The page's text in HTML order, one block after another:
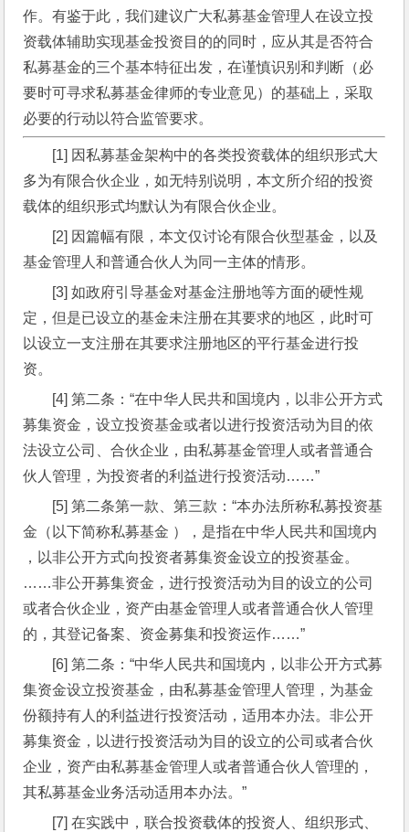
作。有鉴于此，我们建议广大私募基金管理人在设立投
资载体辅助实现基金投资目的的同时，应从其是否符合
私募基金的三个基本特征出发，在谨慎识别和判断（必
要时可寻求私募基金律师的专业意见）的基础上，采取
必要的行动以符合监管要求。
[1] 因私募基金架构中的各类投资载体的组织形式大
多为有限合伙企业，如无特别说明，本文所介绍的投资
载体的组织形式均默认为有限合伙企业。
[2] 因篇幅有限，本文仅讨论有限合伙型基金，以及
基金管理人和普通合伙人为同一主体的情形。
[3] 如政府引导基金对基金注册地等方面的硬性规
定，但是已设立的基金未注册在其要求的地区，此时可
以设立一支注册在其要求注册地区的平行基金进行投
资。
[4] 第二条：“在中华人民共和国境内，以非公开方式
募集资金，设立投资基金或者以进行投资活动为目的依
法设立公司、合伙企业，由私募基金管理人或者普通合
伙人管理，为投资者的利益进行投资活动……”
[5] 第二条第一款、第三款：“本办法所称私募投资基
金（以下简称私募基金 ），是指在中华人民共和国境内
，以非公开方式向投资者募集资金设立的投资基金。
……非公开募集资金，进行投资活动为目的设立的公司
或者合伙企业，资产由基金管理人或者普通合伙人管理
的，其登记备案、资金募集和投资运作……”
[6] 第二条：“中华人民共和国境内，以非公开方式募
集资金设立投资基金，由私募基金管理人管理，为基金
份额持有人的利益进行投资活动，适用本办法。非公开
募集资金，以进行投资活动为目的设立的公司或者合伙
企业，资产由私募基金管理人或者普通合伙人管理的，
其私募基金业务活动适用本办法。”
[7] 在实践中，联合投资载体的投资人、组织形式、